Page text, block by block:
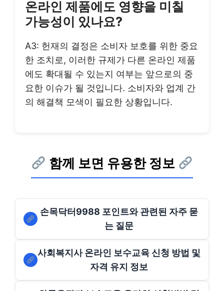
온라인 제품에도 영향을 미칠
가능성이 있나요?
A3: 헌재의 결정은 소비자 보호를 위한 중요
한 조치로, 이러한 규제가 다른 온라인 제품
에도 확대될 수 있는지 여부는 앞으로의 중
요한 이슈가 될 것입니다. 소비자와 업계 간
의 해결책 모색이 필요한 상황입니다.
함께 보면 유용한 정보
손목닥터9988 포인트와 관련된 자주 묻
는 질문
사회복지사 온라인 보수교육 신청 방법 및
자격 유지 정보